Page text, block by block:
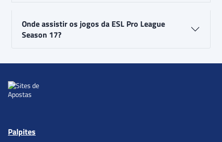
Onde assistir os jogos da ESL Pro League
Season 17?
Palpites